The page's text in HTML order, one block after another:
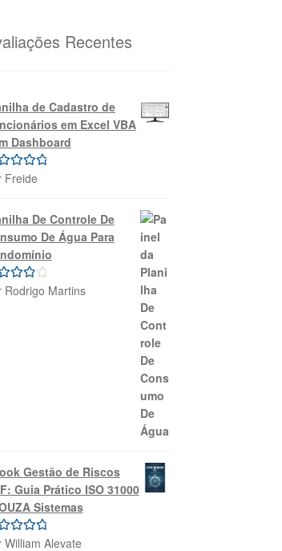
Recentes
de Cadastro de
em Excel VBA
Dashboard
5
Freide
De Controle De
De Água Para
Rodrigo Martins
Gestão de Riscos
Guia Prático ISO 31000
Sistemas
5
William Alevate